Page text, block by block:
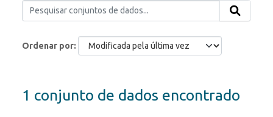
Ordenar por
1 conjunto de dados encontrado